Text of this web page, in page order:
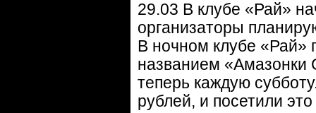
29.03 В клубе «Рай»
организаторы
В ночном клубе «Рай»
названием «Амазонки
теперь каждую
рублей, и посетили